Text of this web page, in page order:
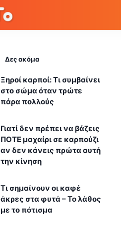
Δες ακόμα
Ξηροί καρποί: Τι συμβαίνει
στο σώμα όταν τρώτε
πάρα πολλούς
Γιατί δεν πρέπει να βάζεις
ΠΟΤΕ μαχαίρι σε καρπούζι
αν δεν κάνεις πρώτα αυτή
την κίνηση
Τι σημαίνουν οι καφέ
άκρες στα φυτά – Το λάθος
με το πότισμα